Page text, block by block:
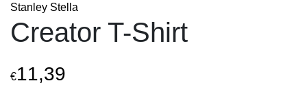
Stanley Stella
Creator T-Shirt
€11,39